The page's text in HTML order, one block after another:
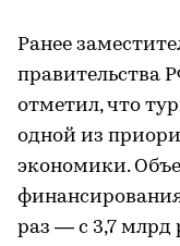
Ранее
правительства
отметил, что
одной из
экономики.
раз — с 3,7 млрд